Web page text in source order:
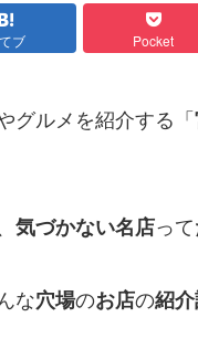
ブ Pocket
グルメを紹介する「
気づかない名店って
な穴場のお店の紹